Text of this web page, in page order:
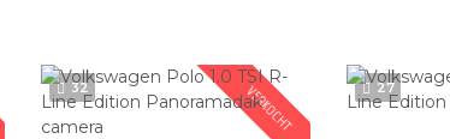
VERKOCHT
32 27